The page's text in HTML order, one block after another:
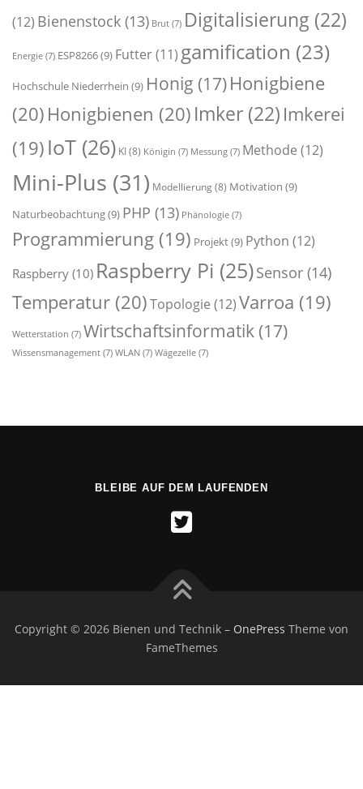
(12) Bienenstock (13) Brut (7) Digitalisierung (22)
Energie (7) ESP8266(9) Futter(11) gamification (23)
Hochschule Niederrhein (9) Honig (17)Honigbiene
(20)Honigbienen (20)Imker (22) Imkerei
(19) IoT (26) KI(8) Königin (7) Messung (7) Methode (12)
Mini-Plus (31) Modellierung(8) Motivation (9)
Naturbeobachtung(9) PHP (13) Phänologie (7)
Programmierung (19) Projekt(9) Python (12)
Raspberry (10) Raspberry Pi (25)Sensor (14)
Temperatur (20)Topologie (12)Varroa (19)
Wetterstation (7) Wirtschaftsinformatik (17)
Wissensmanagement (7) WLAN (7) Wägezelle (7)
BLEIBE AUF DEM LAUFENDEN
Copyright © 2026 Bienen und Technik – OnePress Theme von
FameThemes